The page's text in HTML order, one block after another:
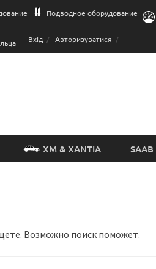
Подводное оборудование
Вхід Авторизуватися
XM & XANTIA SAAB
Возможно поиск поможет.